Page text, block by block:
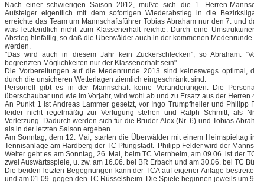
Nach einer schwierigen Saison 2012, mußte sich die 1. Herren-
Aufsteiger eigentlich mit dem sofortigen Wiederabstieg in die
erreichte das Team um Mannschaftsführer Tobias Abraham nur den 7. und
was letztendlich nicht zum Klassenerhalt reichte. Durch eine
Abstieg hinfällig, so daß die Überwälder auch in der kommenen
werden.
"Das wird auch in diesem Jahr kein Zuckerschlecken", so Abraham.
begrenzten Möglichkeiten nur der Klassenerhalt sein".
Die Vorbereitungen auf die Medenrunde 2013 sind keineswegs optimal,
durch die unsicheren Wetterlagen ziemlich eingeschränkt sind.
Personell gibt es in der Mannschaft keine Veränderungen. Die
überschaubar und wie im Vorjahr, wird wohl ab und zu Ersatz aus der
An Punkt 1 ist Andreas Lammer gesetzt, vor Ingo Trumpfheller und Philipp
leider nicht regelmäßig zur Verfügung stehen und Ralph Schmitt, als
Verletzung. Dadurch werden sich für die Brüder Alex (Nr. 6) und Tobias
als in der letzten Saison ergeben.
Am Sonntag, dem 12. Mai, starten die Überwälder mit einem Heimspieltag
Tennisanlage am Hardberg der TC Pfungstadt. Philipp Felder wird der
Weiter geht es am Sonntag, 26. Mai, beim TC Viernheim, am 09.06. ist der
zwei Auswärtsspiele, u. zw. am 16.06. bei BR Erbach und am 30.06. bei TC
Die beiden letzten Begegnungen kann der TCA auf eigener Anlage
und am 01.09. gegen den TC Rüsselsheim. Die Spiele beginnen jeweils um